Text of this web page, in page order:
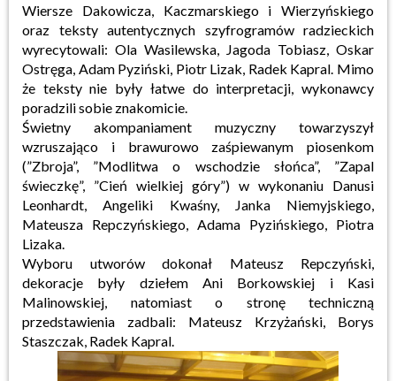
Wiersze Dakowicza, Kaczmarskiego i Wierzyńskiego
oraz teksty autentycznych szyfrogramów radzieckich
wyrecytowali: Ola Wasilewska, Jagoda Tobiasz, Oskar
Ostręga, Adam Pyziński, Piotr Lizak, Radek Kapral. Mimo
że teksty nie były łatwe do interpretacji, wykonawcy
poradzili sobie znakomicie.
Świetny akompaniament muzyczny towarzyszył
wzruszająco i brawurowo zaśpiewanym piosenkom
(”Zbroja”, ”Modlitwa o wschodzie słońca”, ”Zapal
świeczkę”, ”Cień wielkiej góry”) w wykonaniu Danusi
Leonhardt, Angeliki Kwaśny, Janka Niemyjskiego,
Mateusza Repczyńskiego, Adama Pyzińskiego, Piotra
Lizaka.
Wyboru utworów dokonał Mateusz Repczyński,
dekoracje były dziełem Ani Borkowskiej i Kasi
Malinowskiej, natomiast o stronę techniczną
przedstawienia zadbali: Mateusz Krzyżański, Borys
Staszczak, Radek Kapral.